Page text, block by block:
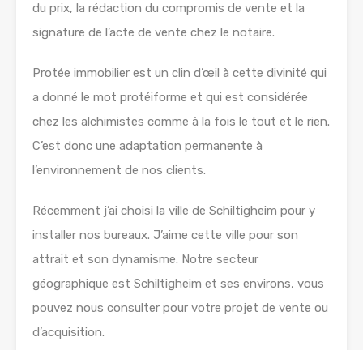
du prix, la rédaction du compromis de vente et la
signature de l’acte de vente chez le notaire.
Protée immobilier est un clin d’œil à cette divinité qui
a donné le mot protéiforme et qui est considérée
chez les alchimistes comme à la fois le tout et le rien.
C’est donc une adaptation permanente à
l’environnement de nos clients.
Récemment j’ai choisi la ville de Schiltigheim pour y
installer nos bureaux. J’aime cette ville pour son
attrait et son dynamisme. Notre secteur
géographique est Schiltigheim et ses environs, vous
pouvez nous consulter pour votre projet de vente ou
d’acquisition.